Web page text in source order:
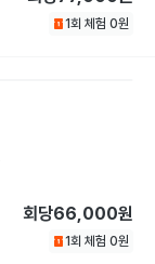
1회 체험 0원
회당66,000원
1회 체험 0원